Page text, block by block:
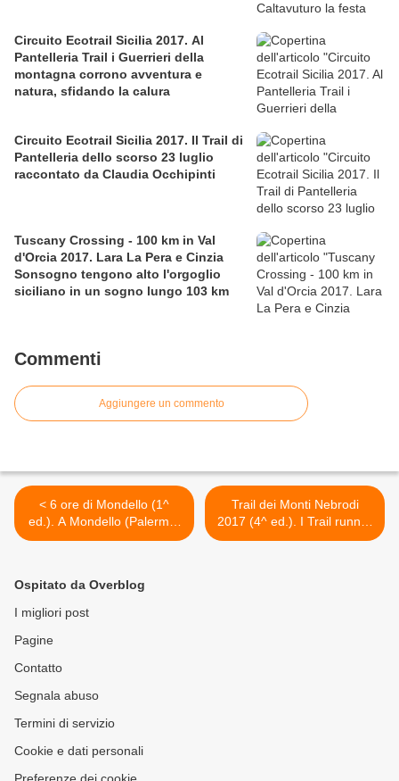
Circuito Ecotrail Sicilia 2017. Al
Pantelleria Trail i Guerrieri della
montagna corrono avventura e
natura, sfidando la calura
Circuito Ecotrail Sicilia 2017. Il Trail di
Pantelleria dello scorso 23 luglio
raccontato da Claudia Occhipinti
Tuscany Crossing - 100 km in Val
d'Orcia 2017. Lara La Pera e Cinzia
Sonsogno tengono alto l'orgoglio
siciliano in un sogno lungo 103 km
Commenti
Aggiungere un commento
< 6 ore di Mondello (1^
ed.). A Mondello (Palermo)
si corre ultra nel giorno
Trail dei Monti Nebrodi
2017 (4^ ed.). I Trail runner
hanno sfidato i Nebrodi tra
Ospitato da Overblog
I migliori post
Pagine
Contatto
Segnala abuso
Termini di servizio
Cookie e dati personali